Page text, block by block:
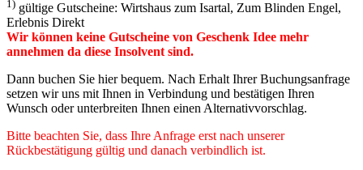
1) gültige Gutscheine: Wirtshaus zum Isartal, Zum Blinden Engel,
Erlebnis Direkt
Wir können keine Gutscheine von Geschenk Idee mehr
annehmen da diese Insolvent sind.
Dann buchen Sie hier bequem. Nach Erhalt Ihrer Buchungsanfrage
setzen wir uns mit Ihnen in Verbindung und bestätigen Ihren
Wunsch oder unterbreiten Ihnen einen Alternativvorschlag.
Bitte beachten Sie, dass Ihre Anfrage erst nach unserer
Rückbestätigung gültig und danach verbindlich ist.